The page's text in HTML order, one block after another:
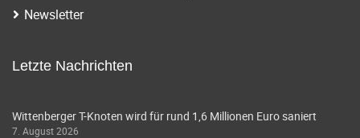
Newsletter
Letzte Nachrichten
Wittenberger T-Knoten wird für rund 1,6 Millionen Euro saniert
7. August 2026